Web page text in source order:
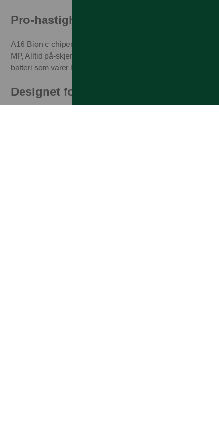
Pro-hastighet. Pro-ytelse
A16 Bionic-chipen, hjernen bak hovedkameraet på 48
MP, Alltid på-skjermen og mer. Utrolig effektivitet for et
batteri som varer hele dagen.
Designet for å vare